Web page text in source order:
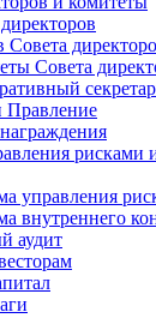
Совета
Совета
Правление
рисками
управления
внутреннего
аудит